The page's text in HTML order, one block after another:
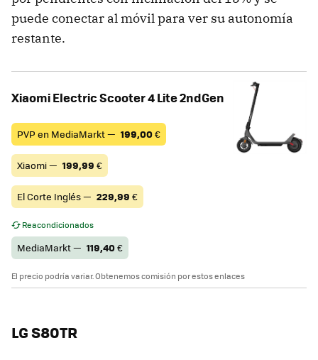
puede conectar al móvil para ver su autonomía
restante.
Xiaomi Electric Scooter 4 Lite 2ndGen
PVP en MediaMarkt — 199,00€
Xiaomi — 199,99 €
El Corte Inglés — 229,99 €
Reacondicionados
MediaMarkt — 119,40€
El precio podría variar. Obtenemos comisión por estos enlaces
LG S80TR